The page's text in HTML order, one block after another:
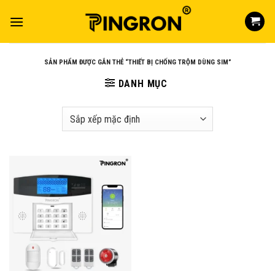
SẢN PHẨM ĐƯỢC GẮN THẺ “THIẾT BỊ CHỐNG TRỘM DÙNG SIM”
DANH MỤC